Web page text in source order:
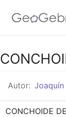
Google
GeoGebra
Autor: Joaquín
CONCHOIDE